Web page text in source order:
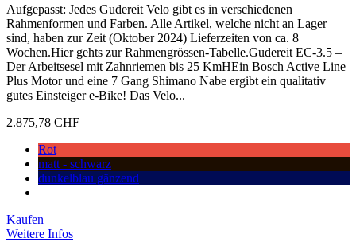
Aufgepasst: Jedes Gudereit Velo gibt es in verschiedenen
Rahmenformen und Farben. Alle Artikel, welche nicht an Lager
sind, haben zur Zeit (Oktober 2024) Lieferzeiten von ca. 8
Wochen.Hier gehts zur Rahmengrössen-Tabelle.Gudereit EC-3.5 –
Der Arbeitsesel mit Zahnriemen bis 25 KmHEin Bosch Active Line
Plus Motor und eine 7 Gang Shimano Nabe ergibt ein qualitativ
gutes Einsteiger e-Bike! Das Velo...
2.875,78 CHF
Rot
matt - schwarz
dunkelblau gänzend
Kaufen
Weitere Infos